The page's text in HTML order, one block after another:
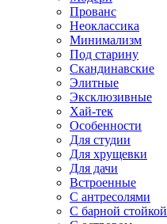
Прованс
Неоклассика
Минимализм
Под старину
Скандинавские
Элитные
Эксклюзивные
Хай-тек
Особенности
Для студии
Для хрущевки
Для дачи
Встроенные
С антресолями
С барной стойкой